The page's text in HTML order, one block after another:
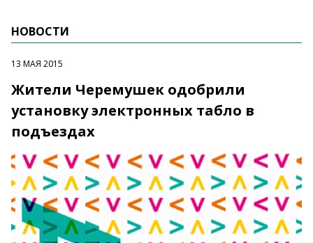
НОВОСТИ
13 МАЯ 2015
Жители Черемушек одобрили
установку электронных табло в
подъездах